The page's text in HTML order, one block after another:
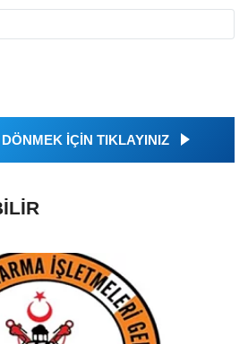
İÇİN TIKLAYINIZ